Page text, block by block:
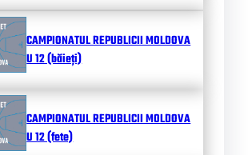
CAMPIONATUL REPUBLICII MOLDOVA
U 12 (băieți)
CAMPIONATUL REPUBLICII MOLDOVA
U 12 (fete)